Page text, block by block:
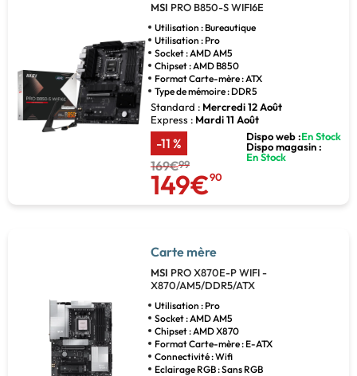
MSI PRO B850-S WIFI6E
Utilisation : Bureautique
Utilisation : Pro
Socket : AMD AM5
Chipset : AMD B850
Format Carte-mère : ATX
Type de mémoire : DDR5
Standard : Mercredi 12 Août
Express : Mardi 11 Août
-11 %
169€99
149€90
Dispo web :En Stock
Dispo magasin :
En Stock
Carte mère
MSI PRO X870E-P WIFI -
X870/AM5/DDR5/ATX
Utilisation : Pro
Socket : AMD AM5
Chipset : AMD X870
Format Carte-mère : E-ATX
Connectivité : Wifi
Eclairage RGB : Sans RGB